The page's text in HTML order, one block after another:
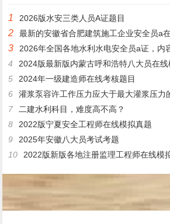
1 2026版水安三类人员A证题目
2 最新的安徽省合肥建筑施工企业安全员a
3
2026年全国各地水利水电安全员a证，内
4
2024版最新版内蒙古呼和浩特八大员在
5
2024年一级建造师在线考核题目
6
灌浆泵容许工作压力应大于最大灌浆压力
7
二建水利科目，难度高不高？
8
2022版宁夏安全工程师在线模拟真题
9
2025年安徽八大员考试考题
10
2022版新版各地注册监理工程师在线模